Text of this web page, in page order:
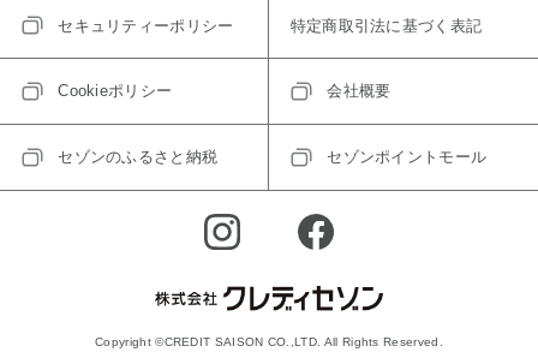
セキュリティーポリシー 特定商取引法に基づく表記
Cookieポリシー 会社概要
セゾンのふるさと納税 セゾンポイントモール
Copyright ©CREDIT SAISON CO.,LTD. All Rights Reserved.